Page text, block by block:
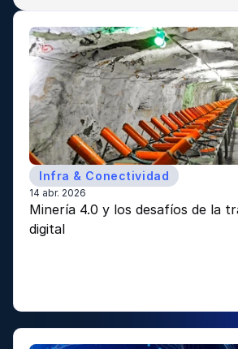
Infra & Conectividad
14 abr. 2026
Minería 4.0 y los desafíos de la
digital